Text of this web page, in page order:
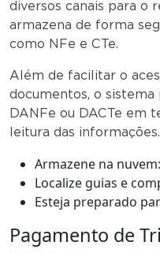
diversos canais para o
armazena de forma
como NFe e CTe.
Além de facilitar o
documentos, o
DANFe ou DACTe em
leitura das informações.
Armazene na
Localize guias e
Esteja preparado
Pagamento de